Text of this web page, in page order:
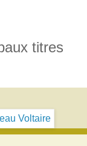
titres